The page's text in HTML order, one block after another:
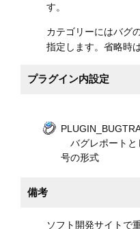
す。
カテゴリーにはバグ
指定します。省略時
プラグイン内設定
バグレポートと
号の形式
備考
ソフト開発サイトで